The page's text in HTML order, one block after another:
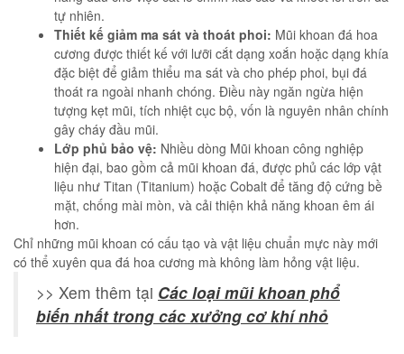
tự nhiên.
Thiết kế giảm ma sát và thoát phoi: Mũi khoan đá hoa
cương được thiết kế với lưỡi cắt dạng xoắn hoặc dạng khía
đặc biệt để giảm thiểu ma sát và cho phép phoi, bụi đá
thoát ra ngoài nhanh chóng. Điều này ngăn ngừa hiện
tượng kẹt mũi, tích nhiệt cục bộ, vốn là nguyên nhân chính
gây cháy đầu mũi.
Lớp phủ bảo vệ: Nhiều dòng Mũi khoan công nghiệp
hiện đại, bao gồm cả mũi khoan đá, được phủ các lớp vật
liệu như Titan (Titanium) hoặc Cobalt để tăng độ cứng bề
mặt, chống mài mòn, và cải thiện khả năng khoan êm ái
hơn.
Chỉ những mũi khoan có cấu tạo và vật liệu chuẩn mực này mới
có thể xuyên qua đá hoa cương mà không làm hỏng vật liệu.
>> Xem thêm tại Các loại mũi khoan phổ
biến nhất trong các xưởng cơ khí nhỏ